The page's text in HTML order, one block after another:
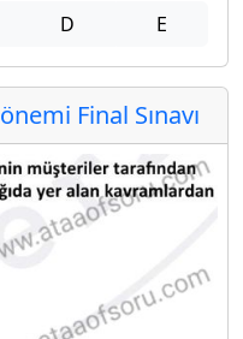
D E
Final Sınavı